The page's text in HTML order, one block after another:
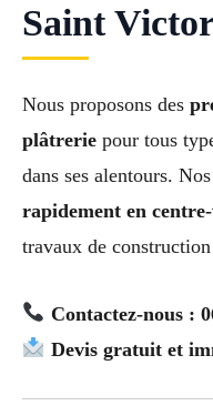
Saint
Nous proposons des
plâtrerie pour tous
dans ses alentours.
rapidement en
travaux de
Contactez-nous :
Devis gratuit et